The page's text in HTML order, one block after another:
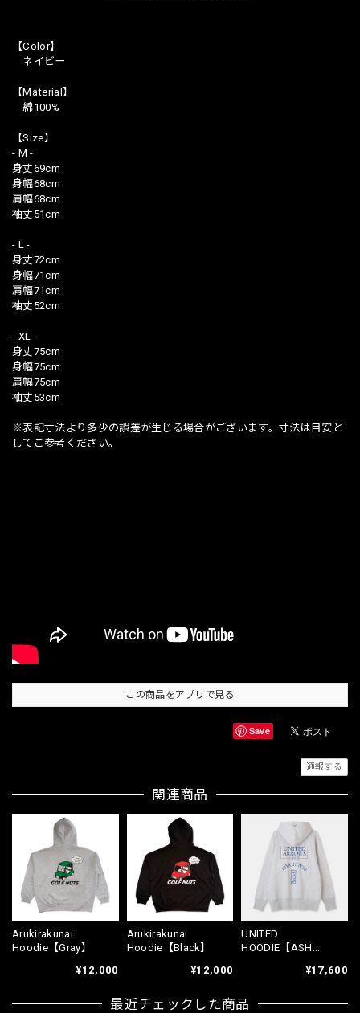
【Color】
ネイビー
【Material】
綿100%
【Size】
- M -
身丈69cm
身幅68cm
肩幅68cm
袖丈51cm
- L -
身丈72cm
身幅71cm
肩幅71cm
袖丈52cm
- XL -
身丈75cm
身幅75cm
肩幅75cm
袖丈53cm
※表記寸法より多少の誤差が生じる場合がございます。寸法は目安と
してご参考ください。
この商品をアプリで見る
Save
通報する
関連商品
Arukirakunai
Hoodie【Gray】
¥12,000
Arukirakunai
Hoodie【Black】
¥12,000
UNITED
HOODIE【ASH
¥17,600
最近チェックした商品